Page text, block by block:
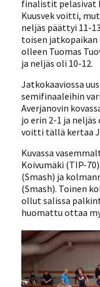
finalistit pelasivat
Kuusvek voitti,
neljäs päättyi 11-
toisen
olleen Tuomas
ja neljäs oli 10-12.
Jatkokaaviossa
semifinaaleihin
Averjanovin
jo erin 2-1 ja neljäs
voitti tällä kertaa
Kuvassa
Koivumäki (TIP-
(Smash) ja
(Smash). Toinen
ollut salissa
huomattu ottaa